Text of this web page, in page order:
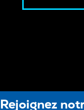
Rejoignez